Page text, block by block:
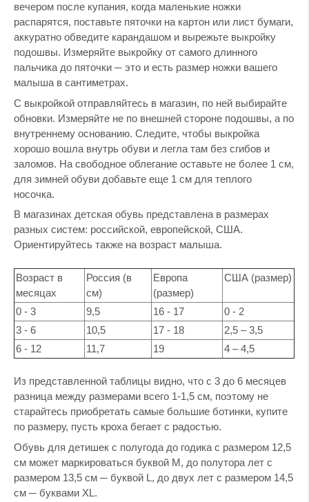
вечером после купания, когда маленькие ножки
распарятся, поставьте пяточки на картон или лист бумаги,
аккуратно обведите карандашом и вырежьте выкройку
подошвы. Измеряйте выкройку от самого длинного
пальчика до пяточки ─ это и есть размер ножки вашего
малыша в сантиметрах.
С выкройкой отправляйтесь в магазин, по ней выбирайте
обновки. Измеряйте не по внешней стороне подошвы, а по
внутреннему основанию. Следите, чтобы выкройка
хорошо вошла внутрь обуви и легла там без сгибов и
заломов. На свободное облегание оставьте не более 1 см,
для зимней обуви добавьте еще 1 см для теплого
носочка.
В магазинах детская обувь представлена в размерах
разных систем: российской, европейской, США.
Ориентируйтесь также на возраст малыша.
Возраст в
месяцах
Россия (в
см)
Европа
(размер)
США (размер)
0 - 3 9,5 16 - 17
0 - 2
3 - 6
10,5 17 - 18
2,5 – 3,5
6 - 12
11,7 19 4 – 4,5
Из представленной таблицы видно, что с 3 до 6 месяцев
разница между размерами всего 1-1,5 см, поэтому не
старайтесь приобретать самые большие ботинки, купите
по размеру, пусть кроха бегает с радостью.
Обувь для детишек с полугода до годика с размером 12,5
см может маркироваться буквой М, до полутора лет с
размером 13,5 см ─ буквой L, до двух лет с размером 14,5
см ─ буквами XL.